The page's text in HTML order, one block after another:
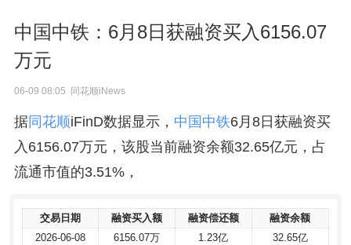
中国中铁：6月8日获融资买入6156.07
万元
06-09 08:05 同花顺iNews
据同花顺iFinD数据显示， 中国中铁6月8日获融资买
入6156.07万元，该股当前融资余额32.65亿元，占
流通市值的3.51%，
交易日期 融资买入额 融资偿还额
融资余额
2026-06-08
6156.07万 1.23亿
32.65亿
交易日期 融资买入额 融资偿还额
融资余额
2026-06-08
6156.07万 1.23亿
32.65亿